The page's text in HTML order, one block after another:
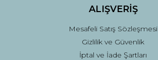
ALIŞVERİŞ
Mesafeli Satış Sözleşmesi
Gizlilik ve Güvenlik
İptal ve İade Şartları